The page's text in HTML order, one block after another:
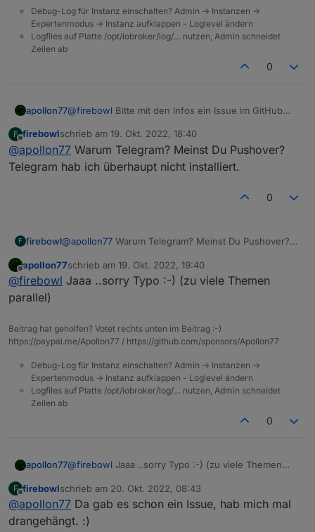
"oidRole"
"value.temperature"
"oidType": "number" ,
  ],
    [
      {
"id": "ConditionState",
"value": "-18",
      }
    ]
  ],
"actions": {
"then": [
"id"
: "ActionPushover"
"acceptedBy": "actions",
"sound": "magic",
      }
    ],
"else"
const subCond1665724734367 =
    const _cond = (subCond1665724734367);
_sendToFrontEnd(1665724734367, {result:
const subActionVar1665727500241 =
sendTo("pushover.0", "send",
message:
title: "ioBroker".replace(/%s/g,
    }
});
/*const demo = {
      "id": "TriggerState",
      "acceptedBy": "triggers",
      "tagCard": "on change",
"oid":
      "oidRole": "value.temperature",
      "oidType": "number",
    }
  "conditions": [
    [
      {
        "id": "ConditionState",
Debug-Log für Instanz einschalten? Admin -> Instanzen ->
Expertenmodus -> Instanz aufklappen - Loglevel ändern
Logfiles auf Platte /opt/iobroker/log/… nutzen, Admin schneidet
Zeilen ab
0
apollon77@firebowl Bitte mit den Infos ein Issue im GitHub
F
Offline
firebowlschrieb am 19. Okt. 2022, 18:40
zuletzt editiert von
@apollon77 Warum Telegram? Meinst Du Pushover?
Telegram hab ich überhaupt nicht installiert.
0
F firebowl@apollon77 Warum Telegram? Meinst Du Pushover?
Offline
apollon77schrieb am 19. Okt. 2022, 19:40
zuletzt editiert von
@firebowl Jaaa ..sorry Typo :-) (zu viele Themen
parallel)
Beitrag hat geholfen? Votet rechts unten im Beitrag :-)
https://paypal.me/Apollon77 / https://github.com/sponsors/Apollon77
Debug-Log für Instanz einschalten? Admin -> Instanzen ->
Expertenmodus -> Instanz aufklappen - Loglevel ändern
Logfiles auf Platte /opt/iobroker/log/… nutzen, Admin schneidet
Zeilen ab
0
apollon77@firebowl Jaaa ..sorry Typo :-) (zu viele Themen
F
Offline
firebowlschrieb am 20. Okt. 2022, 08:43
zuletzt editiert von
@apollon77 Da gab es schon ein Issue, hab mich mal
drangehängt. :)